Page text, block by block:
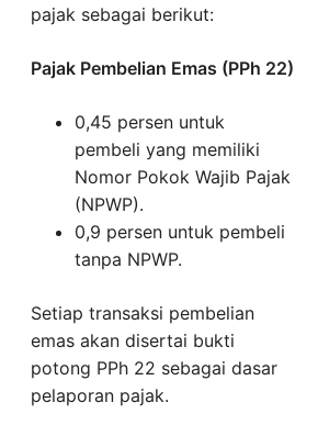
pajak sebagai berikut:
Pajak Pembelian Emas (PPh 22)
0,45 persen untuk
pembeli yang memiliki
Nomor Pokok Wajib Pajak
(NPWP).
0,9 persen untuk pembeli
tanpa NPWP.
Setiap transaksi pembelian
emas akan disertai bukti
potong PPh 22 sebagai dasar
pelaporan pajak.